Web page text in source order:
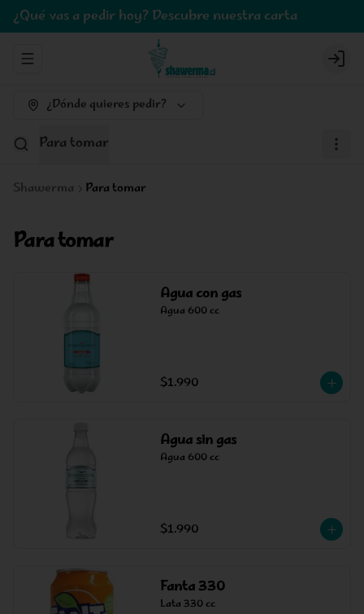
¿Qué vas a pedir hoy? Descubre nuestra carta
Abrir menu de navegación
¿Dónde quieres pedir?
Para tomar
Shawerma Para tomar
Para tomar
Agua con gas
Agua 600 cc
$1.990
Agua sin gas
Agua 600 cc
$1.990
Fanta 330
Lata 330 cc